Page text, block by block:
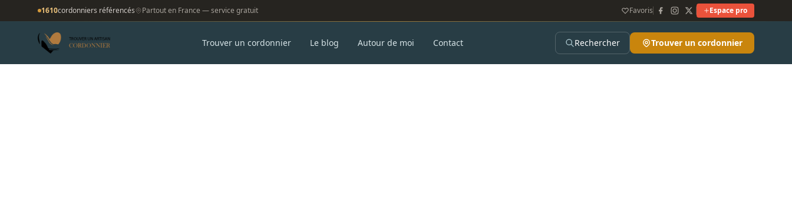
1610cordonniers référencés Partout en France — service gratuit Favoris Espace pro
Trouver un cordonnier Le blog Autour de moi Contact Rechercher Trouver un cordonnier